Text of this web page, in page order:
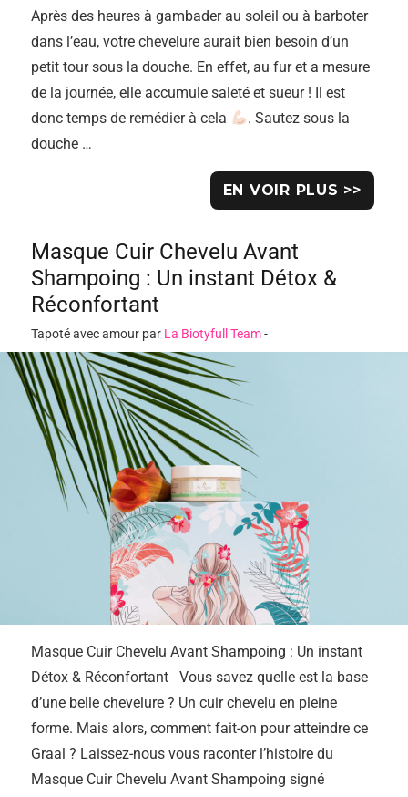
Après des heures à gambader au soleil ou à barboter
dans l’eau, votre chevelure aurait bien besoin d’un
petit tour sous la douche. En effet, au fur et a mesure
de la journée, elle accumule saleté et sueur ! Il est
donc temps de remédier à cela
. Sautez sous la
douche …
EN VOIR PLUS >>
Masque Cuir Chevelu Avant
Shampoing : Un instant Détox &
Réconfortant
Tapoté avec amour par La Biotyfull Team-
Masque Cuir Chevelu Avant Shampoing : Un instant
Détox & Réconfortant Vous savez quelle est la base
d’une belle chevelure ? Un cuir chevelu en pleine
forme. Mais alors, comment fait-on pour atteindre ce
Graal ? Laissez-nous vous raconter l’histoire du
Masque Cuir Chevelu Avant Shampoing signé